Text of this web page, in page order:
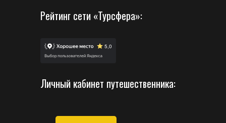
Рейтинг сети «Турсфера»:
Личный кабинет путешественника: